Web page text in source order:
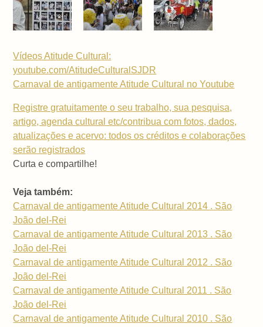
Vídeos Atitude Cultural:
youtube.com/AtitudeCulturalSJDR
Carnaval de antigamente Atitude Cultural no Youtube
Registre gratuitamente o seu trabalho, sua pesquisa,
artigo, agenda cultural etc/contribua com fotos, dados,
atualizações e acervo: todos os créditos e colaborações
serão registrados
Curta e compartilhe!
Veja também:
Carnaval de antigamente Atitude Cultural 2014 . São
João del-Rei
Carnaval de antigamente Atitude Cultural 2013 . São
João del-Rei
Carnaval de antigamente Atitude Cultural 2012 . São
João del-Rei
Carnaval de antigamente Atitude Cultural 2011 . São
João del-Rei
Carnaval de antigamente Atitude Cultural 2010 . São